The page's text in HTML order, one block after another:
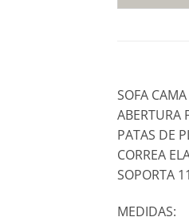
SOFA
ABERTURA
PATAS DE
CORREA
SOPORTA
MEDIDAS: